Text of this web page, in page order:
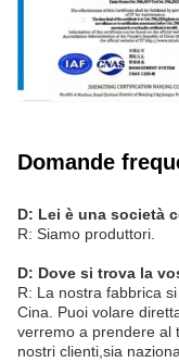
Domande
D: Lei è una società
R: Siamo produttori.
D: Dove si trova la
R: La nostra fabbrica
Cina. Puoi volare
verremo a prendere al
nostri clienti,sia